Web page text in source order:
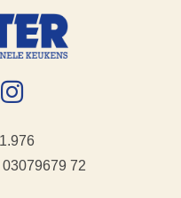
03079679 72